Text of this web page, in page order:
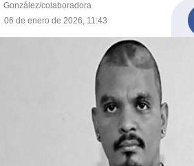
González/colaboradora
06 de enero de 2026, 11:43